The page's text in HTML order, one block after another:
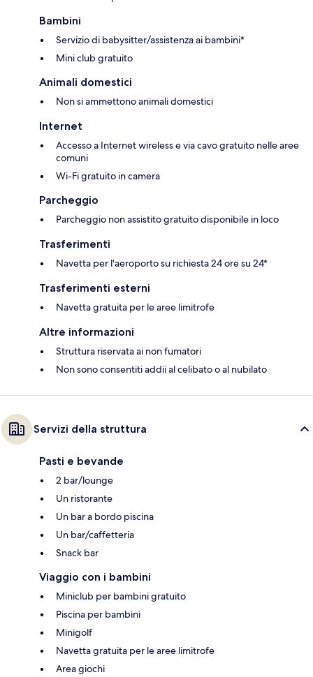
Bambini
Servizio di babysitter/assistenza ai bambini*
Mini club gratuito
Animali domestici
Non si ammettono animali domestici
Internet
Accesso a Internet wireless e via cavo gratuito nelle aree
comuni
Wi-Fi gratuito in camera
Parcheggio
Parcheggio non assistito gratuito disponibile in loco
Trasferimenti
Navetta per l'aeroporto su richiesta 24 ore su 24*
Trasferimenti esterni
Navetta gratuita per le aree limitrofe
Altre informazioni
Struttura riservata ai non fumatori
Non sono consentiti addii al celibato o al nubilato
Servizi della struttura
Pasti e bevande
2 bar/lounge
Un ristorante
Un bar a bordo piscina
Un bar/caffetteria
Snack bar
Viaggio con i bambini
Miniclub per bambini gratuito
Piscina per bambini
Minigolf
Navetta gratuita per le aree limitrofe
Area giochi